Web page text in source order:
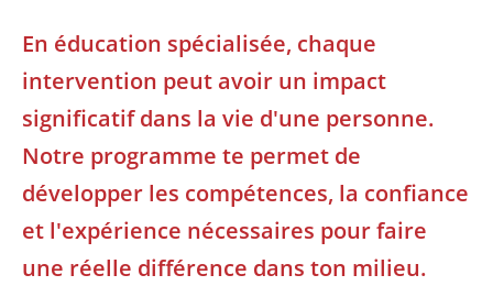
En éducation spécialisée, chaque
intervention peut avoir un impact
significatif dans la vie d'une personne.
Notre programme te permet de
développer les compétences, la confiance
et l'expérience nécessaires pour faire
une réelle différence dans ton milieu.